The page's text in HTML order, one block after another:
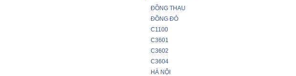
ĐỒNG THAU
ĐỒNG ĐỎ
C1100
C3601
C3602
C3604
HÀ NỘI